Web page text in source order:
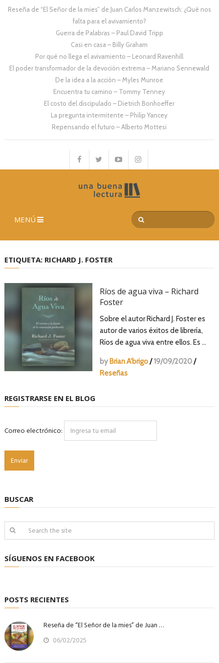
Reseña de “El Señor de la mies” de Juan Carlos Manzewitsch: ¿Qué nos
falta para el avivamiento?
Guerra de Palabras – Paul David Tripp
Casi en casa – Billy Graham
Por qué no llega el avivamiento – Leonard Ravenhill
El poder transformador de la devoción extrema – Mariano Sennewald
De la idea a la acción – Myles Munroe
Encuentra tu camino – Tommy Tenney
El costo del discipulado – Dietrich Bonhoeffer
La pregunta intermitente – Philip Yancey
Repensando el futuro – Alberto Mottesi
MENÚ
ETIQUETA: RICHARD J. FOSTER
Ríos de agua viva – Richard
Foster
Sobre el autor Richard J. Foster es
autor de varios éxitos de librería,
Ríos de agua viva entre ellos. Es …
by Brian A'brigo/ 19/09/2020/
Reseñas
REGISTRARSE EN EL BLOG
Correo electrónico:
BUSCAR
SÍGUENOS EN FACEBOOK
POSTS RECIENTES
Reseña de “El Señor de la mies” de Juan …
06/02/2025